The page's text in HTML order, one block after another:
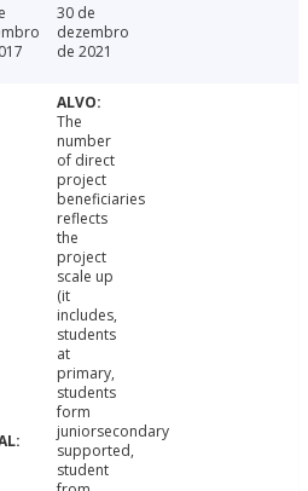
30 de
dezembro
de 2021
The
number
of direct
project
beneficiaries
reflects
the
project
scale up
(it
includes,
students
at
primary,
students
form
juniorsecondary
supported,
student